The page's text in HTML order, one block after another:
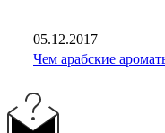
05.12.2017
Чем арабские